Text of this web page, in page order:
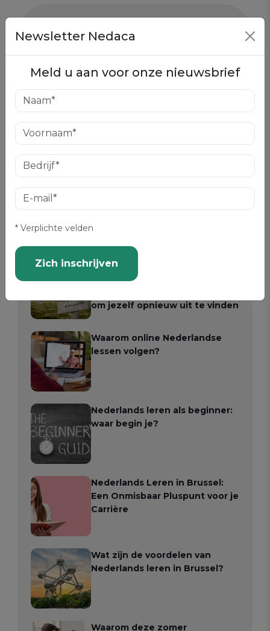
Nederlandse lessen voor alle
van elk profiel
Nederlands leren op je 30ste,
40ste of 50ste: cursussen
om jezelf opnieuw uit te vinden
Waarom online Nederlandse
lessen volgen?
Nederlands leren als beginner:
waar begin je?
Nederlands Leren in Brussel:
Een Onmisbaar Pluspunt voor je
Carrière
Wat zijn de voordelen van
Nederlands leren in Brussel?
Waarom deze zomer
Newsletter Nedaca
Meld u aan voor onze nieuwsbrief
* Verplichte velden
Zich inschrijven